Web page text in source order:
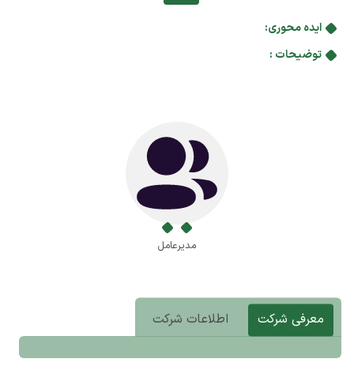
ایده محوری:
توضیحات :
مدیرعامل
معرفی شرکت اطلاعات شرکت